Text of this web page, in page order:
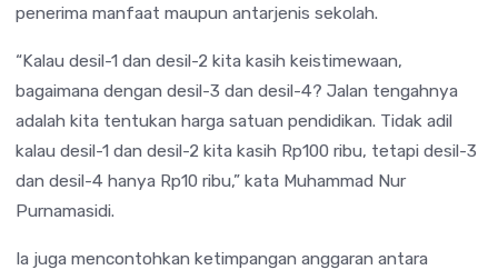
penerima manfaat maupun antarjenis sekolah.
“Kalau desil-1 dan desil-2 kita kasih keistimewaan,
bagaimana dengan desil-3 dan desil-4? Jalan tengahnya
adalah kita tentukan harga satuan pendidikan. Tidak adil
kalau desil-1 dan desil-2 kita kasih Rp100 ribu, tetapi desil-3
dan desil-4 hanya Rp10 ribu,” kata Muhammad Nur
Purnamasidi.
Ia juga mencontohkan ketimpangan anggaran antara